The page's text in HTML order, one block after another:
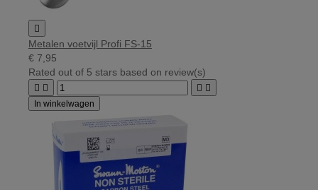

Metalen voetvijl Profi FS-15
€ 7,95
Rated out of 5 stars based on review(s)
   
In winkelwagen